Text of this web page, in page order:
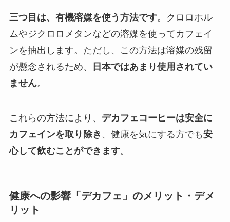
三つ目は、有機溶媒を使う方法です。クロロホル
ムやジクロロメタンなどの溶媒を使ってカフェイ
ンを抽出します。ただし、この方法は溶媒の残留
が懸念されるため、
日本ではあまり使用されてい
ません。
これらの方法により、 デカフェコーヒーは安全に
カフェインを取り除き 、健康を気にする方でも安
心して飲むことができます。
健康への影響「デカフェ」のメリット・デメ
リット